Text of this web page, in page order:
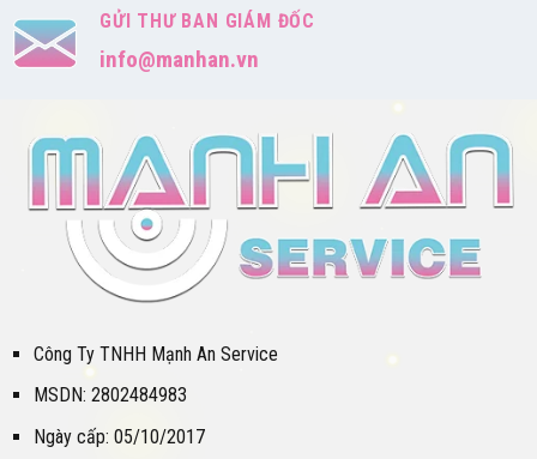
GỬI THƯ BAN GIÁM ĐỐC
info@manhan.vn
Công Ty TNHH Mạnh An Service
MSDN: 2802484983
Ngày cấp: 05/10/2017